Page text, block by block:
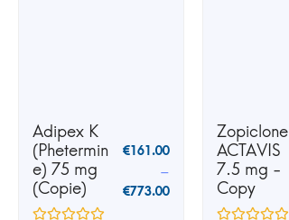
Adipex K
(Phetermin
e) 75 mg
(Copie)
€161.00
–
€773.00
Zopiclone
ACTAVIS
7.5 mg -
Copy